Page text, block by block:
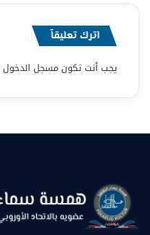
اترك تعليقاً
يجب أنت تكونمسجل الدخول